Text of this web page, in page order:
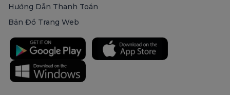
Hướng Dẫn Thanh Toán
Bản Đồ Trang Web